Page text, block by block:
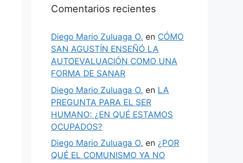
Comentarios recientes
Diego Mario Zuluaga O. en CÓMO
SAN AGUSTÍN ENSEÑÓ LA
AUTOEVALUACIÓN COMO UNA
FORMA DE SANAR
Diego Mario Zuluaga O. en LA
PREGUNTA PARA EL SER
HUMANO: ¿EN QUÉ ESTAMOS
OCUPADOS?
Diego Mario Zuluaga O. en ¿POR
QUÉ EL COMUNISMO YA NO